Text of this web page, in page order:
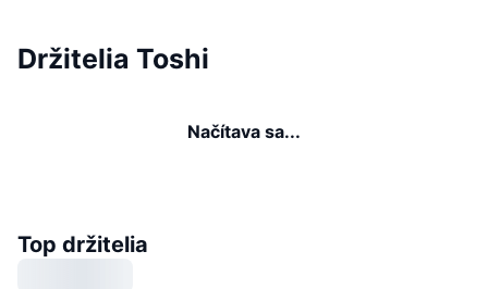
Držitelia Toshi
Načítava sa...
Top držitelia